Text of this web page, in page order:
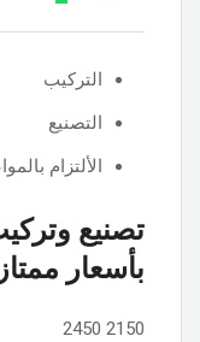
التركيب
التصنيع
الألتزام
تصنيع
بأسعار
2150
2450